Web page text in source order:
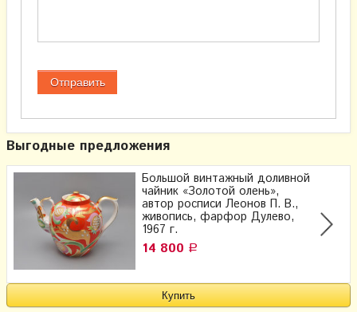
Выгодные предложения
Большой винтажный доливной
чайник «Золотой олень»,
автор росписи Леонов П. В.,
живопись, фарфор Дулево,
1967 г.
14 800 Р